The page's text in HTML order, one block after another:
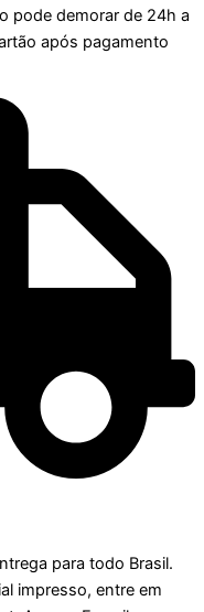
pode demorar de 24h a
após pagamento
para todo Brasil.
impresso, entre em